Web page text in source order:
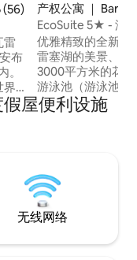
评分 5 分（满分 5 分）
(56)
雷
布
界
分
产权公寓 ｜
EcoSuite 5★ - 湖
优雅精致的全新设
雷塞湖的美景、大
3000平方米的花
游泳池（游泳池不
保守，步行仅需6
塞（ Varese ）、
岁以上孩子的家庭
屋便利设施
无线网络